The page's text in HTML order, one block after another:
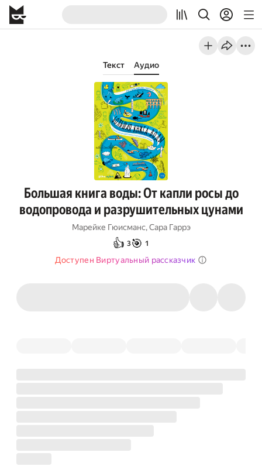
Текст Аудио
Большая книга воды: От капли росы до
водопровода и разрушительных цунами
Марейке Гюисманс,Сара Гаррэ
👍 3🎯 1
Доступен Виртуальный рассказчик